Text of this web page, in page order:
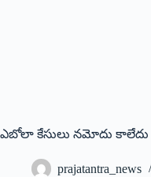
ఎబోలా కేసులు నమోదు కాలేదు
prajatantra_news